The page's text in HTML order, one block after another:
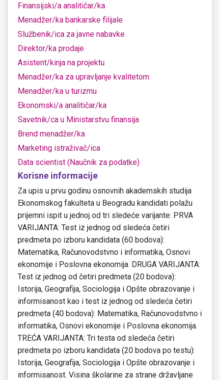
Finansijski/a analitičar/ka
Menadžer/ka bankarske filijale
Službenik/ica za javne nabavke
Direktor/ka prodaje
Asistent/kinja na projektu
Menadžer/ka za upravljanje kvalitetom
Menadžer/ka u turizmu
Ekonomski/a analitičar/ka
Savetnik/ca u Ministarstvu finansija
Brend menadžer/ka
Marketing istraživač/ica
Data scientist (Naučnik za podatke)
Korisne informacije
Za upis u prvu godinu osnovnih akademskih studija
Ekonomskog fakulteta u Beogradu kandidati polažu
prijemni ispit u jednoj od tri sledeće varijante: PRVA
VARIJANTA: Test iz jednog od sledeća četiri
predmeta po izboru kandidata (60 bodova):
Matematika, Računovodstvno i informatika, Osnovi
ekonomije i Poslovna ekonomija. DRUGA VARIJANTA:
Test iz jednog od četiri predmeta (20 bodova):
Istorija, Geografija, Sociologija i Opšte obrazovanje i
informisanost kao i test iz jednog od sledeća četiri
predmeta (40 bodova): Matematika, Računovodstvno i
informatika, Osnovi ekonomije i Poslovna ekonomija.
TREĆA VARIJANTA: Tri testa od sledeća četiri
predmeta po izboru kandidata (20 bodova po testu):
Istorija, Geografija, Sociologija i Opšte obrazovanje i
informisanost. Visina školarine za strane državljane